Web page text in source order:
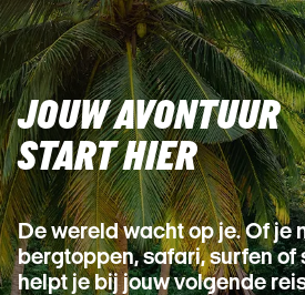
JOUW AVONTUUR
START HIER
De wereld wacht op je. Of je
bergtoppen, safari, surfen of
helpt je bij jouw volgende